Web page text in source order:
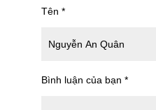
Tên*
Bình luận của bạn*